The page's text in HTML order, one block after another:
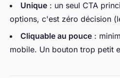
Unique : un seul CTA
options, c'est zéro décision
Cliquable au pouce :
mobile. Un bouton trop petit